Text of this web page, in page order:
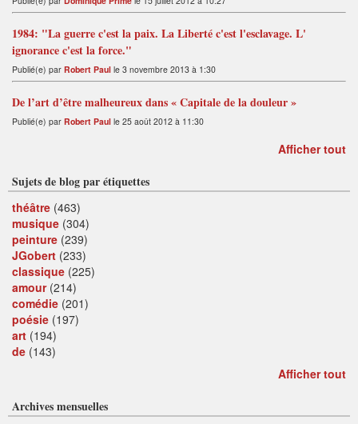
1984: "La guerre c'est la paix. La Liberté c'est l'esclavage. L'
ignorance c'est la force."
Publié(e) par Robert Paul le 3 novembre 2013 à 1:30
De l’art d’être malheureux dans « Capitale de la douleur »
Publié(e) par Robert Paul le 25 août 2012 à 11:30
Afficher tout
Sujets de blog par étiquettes
théâtre (463)
musique (304)
peinture (239)
JGobert (233)
classique (225)
amour(214)
comédie (201)
poésie (197)
art (194)
de (143)
Afficher tout
Archives mensuelles